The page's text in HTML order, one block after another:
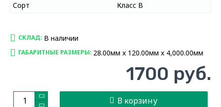
Сорт
Класс В
СКЛАД: В наличии
ГАБАРИТНЫЕ РАЗМЕРЫ: 28.00мм x 120.00мм x 4,000.00мм
1700 руб.
В корзину